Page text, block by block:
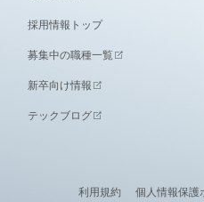
採用情報トップ
募集中の職種一覧
新卒向け情報
テックブログ
利用規約 個人情報保護